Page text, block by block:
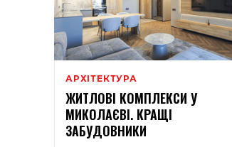
АРХІТЕКТУРА
ЖИТЛОВІ КОМПЛЕКСИ У
МИКОЛАЄВІ. КРАЩІ
ЗАБУДОВНИКИ